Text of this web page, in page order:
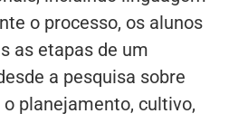
o processo, os alunos
as etapas de um
a pesquisa sobre
planejamento, cultivo,